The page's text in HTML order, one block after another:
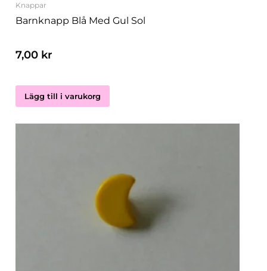
Knappar
Barnknapp Blå Med Gul Sol
7,00 kr
Lägg till i varukorg